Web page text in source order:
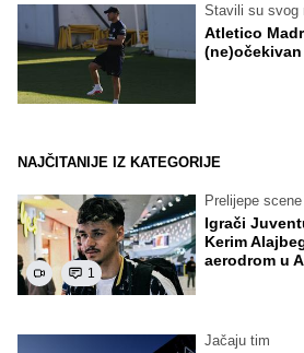
Stavili su svog
Atletico
NAJČITANIJE IZ KATEGORIJE
1
Prelijepe
Igrači
Kerim
aerodrom u
Jačaju tim